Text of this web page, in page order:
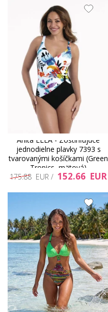
Anita ELEA - Zoštíhľujúce
jednodielne plavky 7393 s
tvarovanými košíčkami (Green
Tropics, mätová)
175.88 EUR / 152.66 EUR